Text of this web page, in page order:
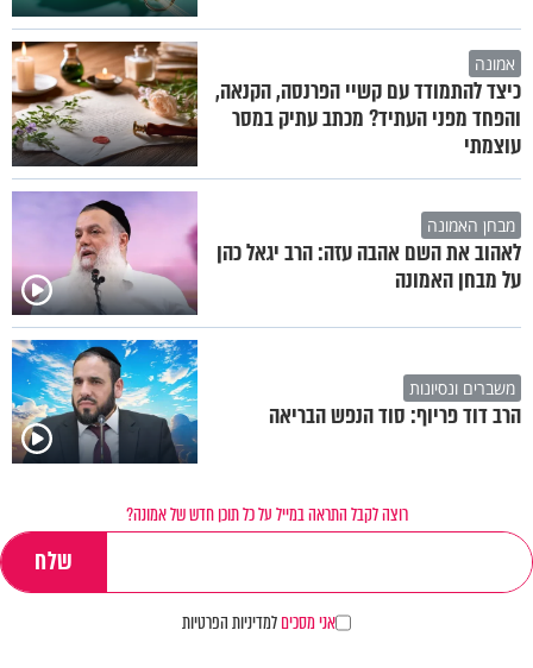
אמונה
כיצד להתמודד עם קשיי הפרנסה, הקנאה,
והפחד מפני העתיד? מכתב עתיק במסר
עוצמתי
מבחן האמונה
לאהוב את השם אהבה עזה: הרב יגאל כהן
על מבחן האמונה
משברים ונסיונות
הרב דוד פריוף: סוד הנפש הבריאה
רוצה לקבל התראה במייל על כל תוכן חדש של אמונה?
אני מסכיםלמדיניות הפרטיות